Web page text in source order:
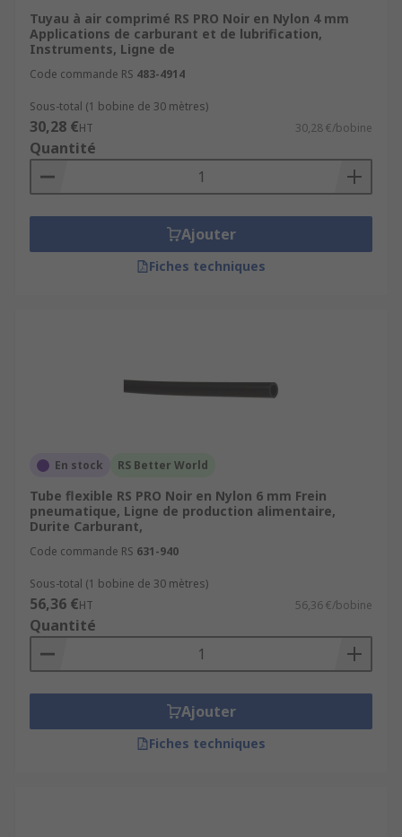
Tuyau à air comprimé RS PRO Noir en Nylon 4 mm
Applications de carburant et de lubrification,
Instruments, Ligne de
Code commande RS 483-4914
Sous-total (1 bobine de 30 mètres)
30,28 €HT 30,28 €/bobine
Quantité
Ajouter
Fiches techniques
En stock RS Better World
Tube flexible RS PRO Noir en Nylon 6 mm Frein
pneumatique, Ligne de production alimentaire,
Durite Carburant,
Code commande RS 631-940
Sous-total (1 bobine de 30 mètres)
56,36 €HT 56,36 €/bobine
Quantité
Ajouter
Fiches techniques